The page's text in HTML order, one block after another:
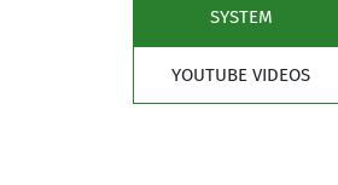
SYSTEM
YOUTUBE VIDEOS